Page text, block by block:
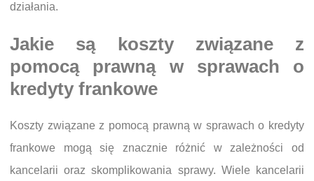
działania.
Jakie są koszty związane z
pomocą prawną w sprawach o
kredyty frankowe
Koszty związane z pomocą prawną w sprawach o kredyty
frankowe mogą się znacznie różnić w zależności od
kancelarii oraz skomplikowania sprawy. Wiele kancelarii